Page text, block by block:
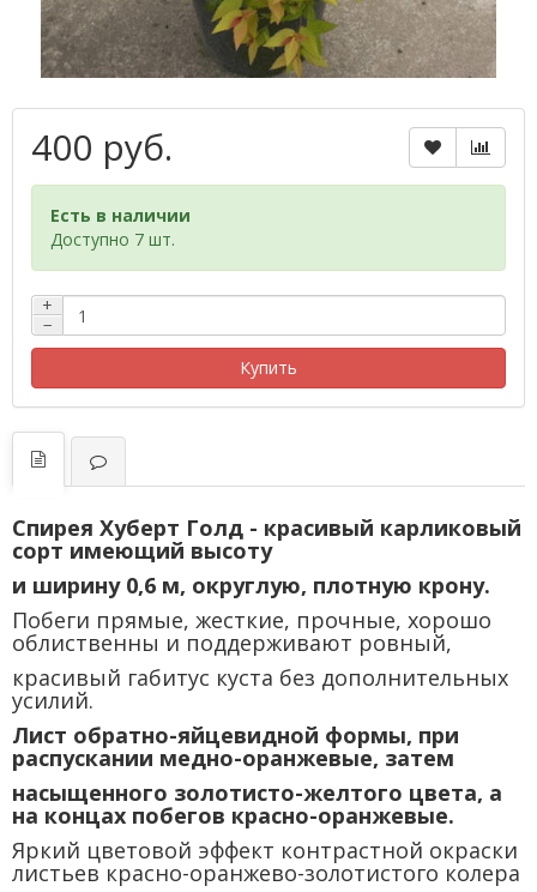
400 руб.
Есть в наличии
Доступно 7 шт.
+
−
Купить
Спирея Хуберт Голд - красивый карликовый
сорт имеющий высоту
и ширину 0,6 м, округлую, плотную крону.
Побеги прямые, жесткие, прочные, хорошо
облиственны и поддерживают ровный,
красивый габитус куста без дополнительных
усилий.
Лист обратно-яйцевидной формы, при
распускании медно-оранжевые, затем
насыщенного золотисто-желтого цвета, а
на концах побегов красно-оранжевые.
Яркий цветовой эффект контрастной окраски
листьев красно-оранжево-золотистого колера